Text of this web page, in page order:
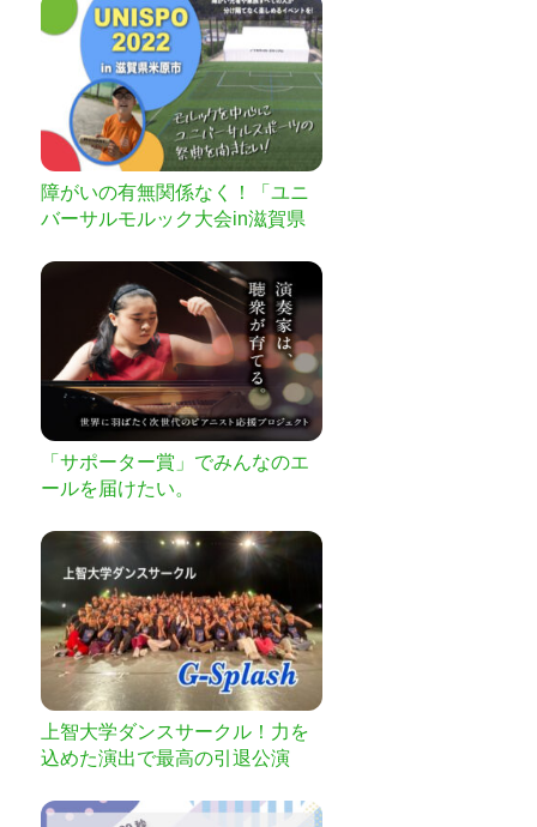
障がいの有無関係なく！「ユニ
バーサルモルック大会in滋賀県
「サポーター賞」でみんなのエ
ールを届けたい。
上智大学ダンスサークル！力を
込めた演出で最高の引退公演